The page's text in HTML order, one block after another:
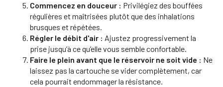
Commencez en douceur : Privilégiez des bouffées
régulières et maîtrisées plutôt que des inhalations
brusques et répétées.
Régler le débit d'air : Ajustez progressivement la
prise jusqu’à ce qu’elle vous semble confortable.
Faire le plein avant que le réservoir ne soit vide : Ne
laissez pas la cartouche se vider complètement, car
cela pourrait endommager la résistance.